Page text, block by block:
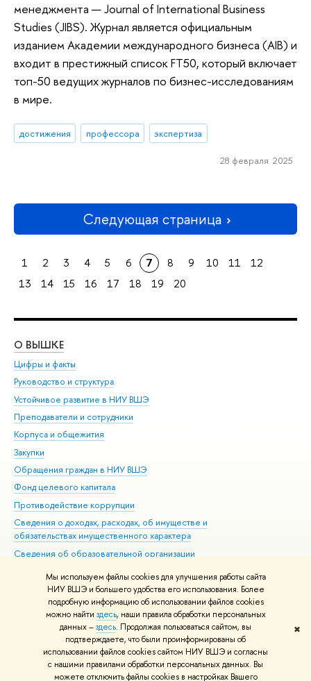
Мы используем файлы cookies для улучшения работы сайта
НИУ ВШЭ и большего удобства его использования. Более
подробную информацию об использовании файлов cookies
можно найти здесь, наши правила обработки персональных
данных –здесь. Продолжая пользоваться сайтом, вы
подтверждаете, что были проинформированы об
использовании файлов cookies сайтом НИУ ВШЭ и согласны
с нашими правилами обработки персональных данных. Вы
можете отключить файлы cookies в настройках Вашего
✖
менеджмента — Journal of International Business
Studies (JIBS). Журнал является официальным
изданием Академии международного бизнеса (AIB) и
входит в престижный список FT50, который включает
топ-50 ведущих журналов по бизнес-исследованиям
в мире.
достижения профессора экспертиза
28 февраля 2025
Следующая страница
1 2 3 4 5 6 7 8 9 10 11
12
13
14 15 16 17 18 19 20
О ВЫШКЕ
Цифры и факты
Руководство и структура
Устойчивое развитие в НИУ ВШЭ
Преподаватели и сотрудники
Корпуса и общежития
Закупки
Обращения граждан в НИУ ВШЭ
Фонд целевого капитала
Противодействие коррупции
Сведения о доходах, расходах, об имуществе и
обязательствах имущественного характера
Сведения об образовательной организации
Людям с ограниченными возможностями здоровья
Единая платежная страница
Работа в Вышке
© НИУ ВШЭ 1993–2026 Адреса и контакты Условия использования
материалов Политика конфиденциальности Карта сайта
Шрифты HSE Sans и HSE Slab разработаны вШколе дизайна НИУ ВШЭ